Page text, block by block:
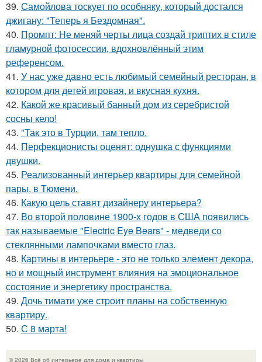
39. Самойлова тоскует по особняку, который достался
джигану: "Теперь я Бездомная".
40. Промпт: Не меняй черты лица создай триптих в стиле
гламурной фотосессии, вдохновлённый этим
референсом.
41. У нас уже давно есть любимый семейный ресторан, в
котором для детей игровая, и вкусная кухня.
42. Какой же красивый банный дом из серебристой
сосны кело!
43. "Так это в Турции, там тепло.
44. Перфекционисты оценят: однушка с функциями
двушки.
45. Реализованный интерьер квартиры для семейной
пары, в Тюмени.
46. Какую цель ставят дизайнеру интерьера?
47. Во второй половине 1900-х годов в США появились
так называемые "Electric Eye Bears" - медведи со
стеклянными лампочками вместо глаз.
48. Картины в интерьере - это не только элемент декора,
но и мощный инструмент влияния на эмоциональное
состояние и энергетику пространства.
49. Дочь тимати уже строит планы на собственную
квартиру.
50. С 8 марта!
© 2026 Всё об интерьере для дома и квартиры